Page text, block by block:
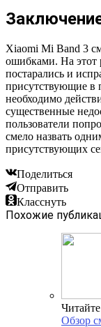
Xiaomi Mi Band 3
ошибками. На этот
постарались и
присутствующие в
необходимо
существенные
пользователи
смело назвать
присутствующих
Поделиться
Отправить
Класснуть
Похожие
Обзор